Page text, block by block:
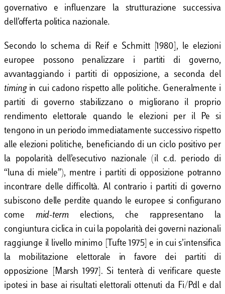
governativo e influenzare la strutturazione successiva
dell’offerta politica nazionale.
Secondo lo schema di Reif e Schmitt [1980], le elezioni
europee possono penalizzare i partiti di governo,
avvantaggiando i partiti di opposizione, a seconda del
timing in cui cadono rispetto alle politiche. Generalmente i
partiti di governo stabilizzano o migliorano il proprio
rendimento elettorale quando le elezioni per il Pe si
tengono in un periodo immediatamente successivo rispetto
alle elezioni politiche, beneficiando di un ciclo positivo per
la popolarità dell’esecutivo nazionale (il c.d. periodo di
“luna di miele”), mentre i partiti di opposizione potranno
incontrare delle difficoltà. Al contrario i partiti di governo
subiscono delle perdite quando le europee si configurano
come mid-term elections, che rappresentano la
congiuntura ciclica in cui la popolarità dei governi nazionali
raggiunge il livello minimo [Tufte 1975] e in cui s’intensifica
la mobilitazione elettorale in favore dei partiti di
opposizione [Marsh 1997]. Si tenterà di verificare queste
ipotesi in base ai risultati elettorali ottenuti da Fi/Pdl e dal